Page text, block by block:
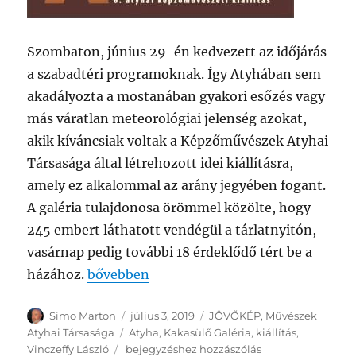
Szombaton, június 29-én kedvezett az időjárás
a szabadtéri programoknak. Így Atyhában sem
akadályozta a mostanában gyakori esőzés vagy
más váratlan meteorológiai jelenség azokat,
akik kíváncsiak voltak a Képzőművészek Atyhai
Társasága által létrehozott idei kiállításra,
amely ez alkalommal az arány jegyében fogant.
A galéria tulajdonosa örömmel közölte, hogy
245 embert láthatott vendégül a tárlatnyitón,
vasárnap pedig további 18 érdeklődő tért be a
házához.„AZ ARÁNY JEGYÉBEN – Látogatható a
bővebben
Szerző
Simo Marton Közzétéve
július 3, 2019 Kategória
JÖVŐKÉP, Művészek
Atyhai Társasága
Címke
Atyha, Kakasülő Galéria, kiállítás,
Vinczeffy László
AZ
bejegyzéshez hozzászólás